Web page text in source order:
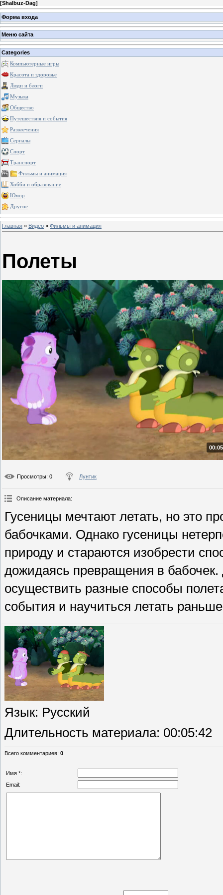
[Shalbuz-Dag]
Форма входа
Меню сайта
Categories
Компьютерные игры
Красота и здоровье
Люди и блоги
Музыка
Общество
Путешествия и события
Развлечения
Сериалы
Спорт
Транспорт
Фильмы и анимация
Хобби и образование
Юмор
Другое
Главная » Видео » Фильмы и анимация
Полеты
Просмотры: 0 Лунтик
Описание материала:
Гусеницы мечтают летать, но это
бабочками. Однако гусеницы
природу и стараются изобрести
дожидаясь превращения в
осуществить разные способы
события и научиться летать
Язык: Русский
Длительность материала: 00:05:42
Всего комментариев: 0
Имя *:
Email: